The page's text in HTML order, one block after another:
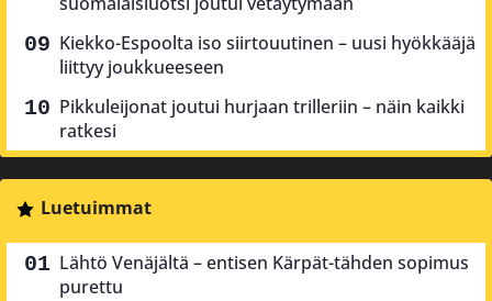
Kiekko-Espoolta iso siirtouutinen – uusi hyökkääjä
liittyy joukkueeseen
Pikkuleijonat joutui hurjaan trilleriin – näin kaikki
ratkesi
Luetuimmat
Lähtö Venäjältä – entisen Kärpät-tähden sopimus
purettu